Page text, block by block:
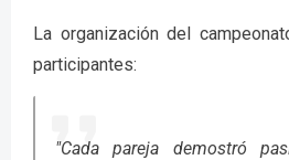
La organización del
participantes:
"Cada pareja demostró